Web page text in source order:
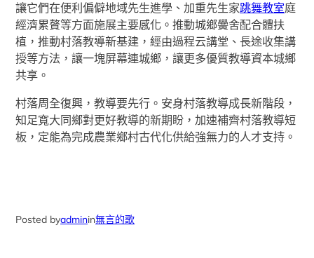
讓它們在便利偏僻地域先生進學、加重先生家跳舞教室庭
經濟累贅等方面施展主要感化。推動城鄉黌舍配合體扶
植，推動村落教導新基建，經由過程云講堂、長途收集講
授等方法，讓一塊屏幕連城鄉，讓更多優質教導資本城鄉
共享。
村落周全復興，教導要先行。安身村落教導成長新階段，
知足寬大同鄉對更好教導的新期盼，加速補齊村落教導短
板，定能為完成農業鄉村古代化供給強無力的人才支持。
Posted byadminin無言的歌